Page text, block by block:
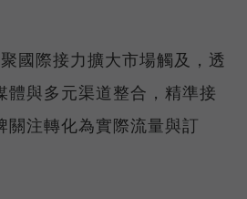
國際接力擴大市場觸及，透
體與多元渠道整合，精準接
關注轉化為實際流量與訂